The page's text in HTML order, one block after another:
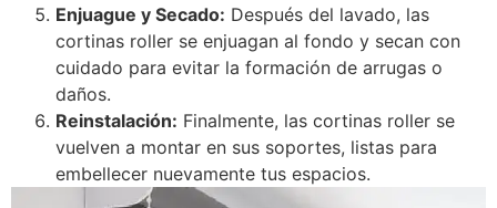
Enjuague y Secado: Después del lavado, las
cortinas roller se enjuagan al fondo y secan con
cuidado para evitar la formación de arrugas o
daños.
Reinstalación: Finalmente, las cortinas roller se
vuelven a montar en sus soportes, listas para
embellecer nuevamente tus espacios.